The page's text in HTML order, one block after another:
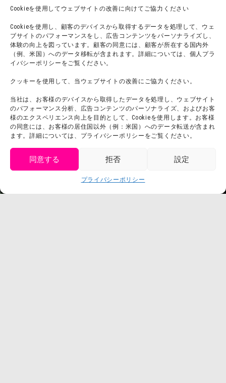
Cookieを使用してウェブサイトの改善に向けてご協力ください
Cookieを使用し、顧客のデバイスから取得するデータを処理して、ウェ
ブサイトのパフォーマンスをし、広告コンテンツをパーソナライズし、
体験の向上を図っています。顧客の同意には、顧客が所在する国内外
（例、米国）へのデータ移転が含まれます。詳細については、個人プラ
イバシーポリシーをご覧ください。
クッキーを使用して、当ウェブサイトの改善にご協力ください。
当社は、お客様のデバイスから取得したデータを処理し、ウェブサイト
のパフォーマンス分析、広告コンテンツのパーソナライズ、およびお客
様のエクスペリエンス向上を目的として、Cookieを使用します。お客様
の同意には、お客様の居住国以外（例：米国）へのデータ転送が含まれ
ます。詳細については、プライバシーポリシーをご覧ください。
同意する 拒否 設定
プライバシーポリシー
団体利用について
お問い合わせ
利用規約
プライバシーポリシー
プレスリリース
メディア掲載実績
会社概要
スタッフ募集